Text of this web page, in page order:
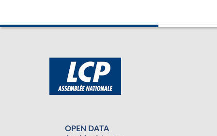
OPEN DATA